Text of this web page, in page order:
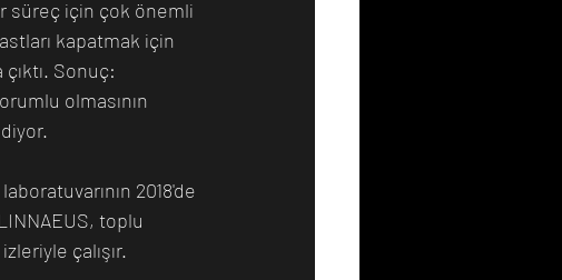
süreç için çok önemli
kapatmak için
Sonuç:
olmasının
2018'de
toplu
çalışır.